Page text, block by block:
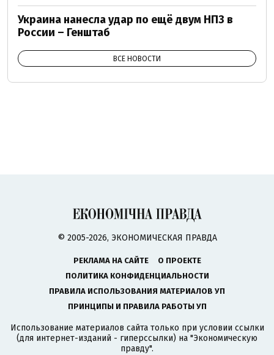
Украина нанесла удар по ещё двум НПЗ в
России – Генштаб
ВСЕ НОВОСТИ
© 2005-2026, ЭКОНОМИЧЕСКАЯ ПРАВДА
РЕКЛАМА НА САЙТЕ
О ПРОЕКТЕ
ПОЛИТИКА КОНФИДЕНЦИАЛЬНОСТИ
ПРАВИЛА ИСПОЛЬЗОВАНИЯ МАТЕРИАЛОВ УП
ПРИНЦИПЫ И ПРАВИЛА РАБОТЫ УП
Использование материалов сайта только при условии ссылки
(для интернет-изданий - гиперссылки) на "Экономическую
правду".